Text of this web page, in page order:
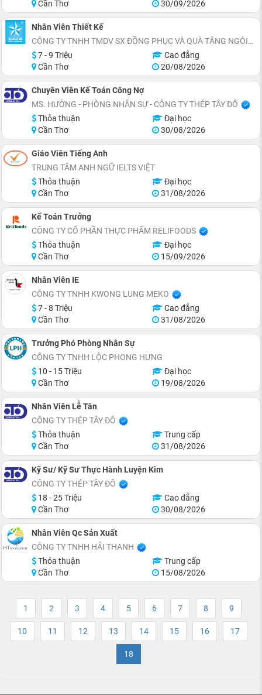
Cần Thơ 30/09/2026
Nhân Viên Thiết Kế
CÔNG TY TNHH TMDV SX ĐỒNG PHỤC VÀ QUÀ TẶNG NGÔI SAO XANH
7 - 9 Triệu
Cao đẳng
Cần Thơ
20/08/2026
Chuyên Viên Kế Toán Công Nợ
MS. HƯỜNG - PHÒNG NHÂN SỰ - CÔNG TY THÉP TÂY ĐÔ
Thỏa thuận
Đại học
Cần Thơ
30/08/2026
Giáo Viên Tiếng Anh
TRUNG TÂM ANH NGỮ IELTS VIỆT
Thỏa thuận
Đại học
Cần Thơ
31/08/2026
Kế Toán Trưởng
CÔNG TY CỔ PHẦN THỰC PHẨM RELIFOODS
Thỏa thuận
Đại học
Cần Thơ
15/09/2026
Nhân Viên IE
CÔNG TY TNHH KWONG LUNG MEKO
7 - 8 Triệu
Cao đẳng
Cần Thơ
31/08/2026
Trưởng Phó Phòng Nhân Sự
CÔNG TY TNHH LỘC PHONG HƯNG
10 - 15 Triệu
Đại học
Cần Thơ
19/08/2026
Nhân Viên Lễ Tân
CÔNG TY THÉP TÂY ĐÔ
Thỏa thuận
Trung cấp
Cần Thơ
31/08/2026
Kỹ Sư/ Kỹ Sư Thực Hành Luyện Kim
CÔNG TY THÉP TÂY ĐÔ
18 - 25 Triệu
Cao đẳng
Cần Thơ
30/08/2026
Nhân Viên Qc Sản Xuất
CÔNG TY TNHH HẢI THANH
Thỏa thuận
Trung cấp
Cần Thơ
15/08/2026
1 2 3 4 5 6 7 8 9
10 11 12 13 14 15 16 17
18